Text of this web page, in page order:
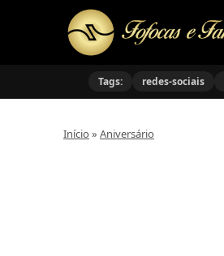
Tags: redes-sociais
Início » Aniversário